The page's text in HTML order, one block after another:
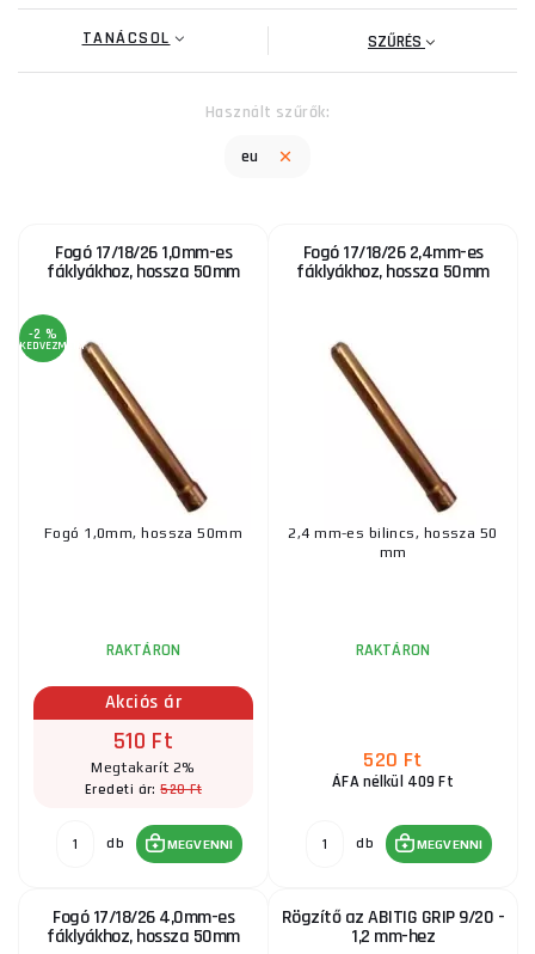
TANÁCSOL SZŰRÉS
Használt szűrők:
eu
Fogó 17/18/26 1,0mm-es
fáklyákhoz, hossza 50mm
-2 %
KEDVEZMÉNY
Fogó 1,0mm, hossza 50mm
RAKTÁRON
Akciós ár
510 Ft
Megtakarít 2%
Eredeti ár:520 Ft
db MEGVENNI
Fogó 17/18/26 2,4mm-es
fáklyákhoz, hossza 50mm
2,4 mm-es bilincs, hossza 50
mm
RAKTÁRON
520 Ft
ÁFA nélkül 409 Ft
db MEGVENNI
Fogó 17/18/26 4,0mm-es
fáklyákhoz, hossza 50mm
Rögzítő az ABITIG GRIP 9/20 -
1,2 mm-hez